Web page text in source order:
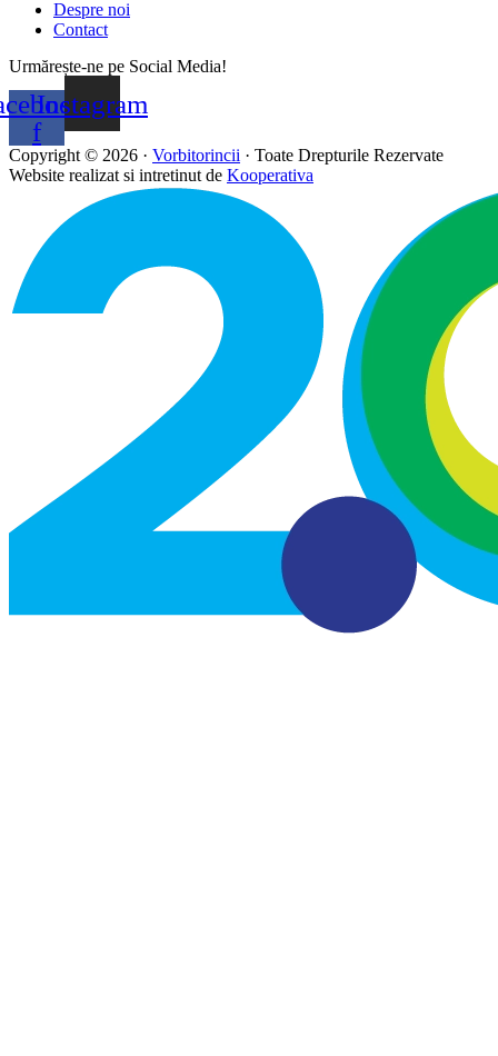
Despre noi
Contact
Urmărește-ne pe Social Media!
f
Instagram
Copyright © 2026 · Vorbitorincii · Toate Drepturile Rezervate
Website realizat si intretinut de Kooperativa